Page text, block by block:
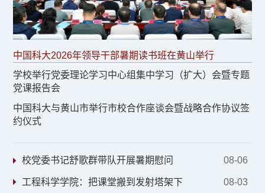
中国科大2026年领导干部暑期读书班在黄山举行
学校举行党委理论学习中心组集中学习（扩大）会暨专题
党课报告会
中国科大与黄山市举行市校合作座谈会暨战略合作协议签
约仪式
校党委书记舒歌群带队开展暑期慰问 08-06
工程科学学院：把课堂搬到发射塔架下 08-03